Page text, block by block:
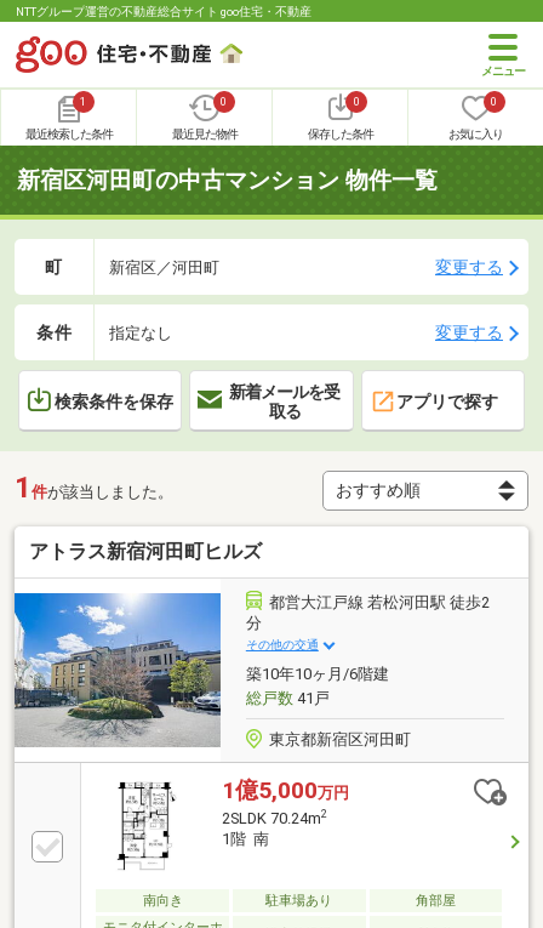
NTTグループ運営の不動産総合サイト goo住宅・不動産
1
最近検索した条件
0
最近見た物件
0
保存した条件
0
お気に入り
新宿区河田町の中古マンション 物件一覧
町 新宿区／河田町 変更する
条件 指定なし 変更する
検索条件を保存
新着メールを受
取る
アプリで探す
1 件が該当しました。
アトラス新宿河田町ヒルズ
都営大江戸線 若松河田駅 徒歩2
分
その他の交通
築10年10ヶ月/6階建
総戸数41戸
東京都新宿区河田町
1億5,000万円
2SLDK 70.24m2
1階 南
南向き 駐車場あり
角部屋